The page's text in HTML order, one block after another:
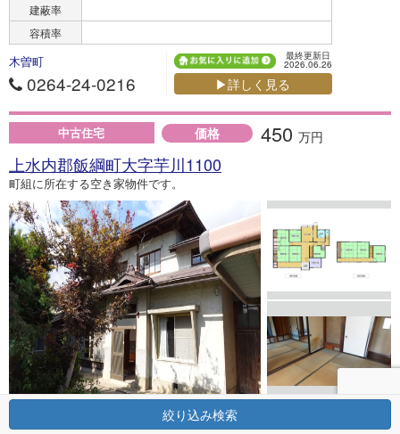
建蔽率
容積率
木曽町
0264-24-0216
最終更新日
2026.06.26
▶詳しく見る
中古住宅 価格 450 万円
上水内郡飯綱町大字芋川1100
町組に所在する空き家物件です。
土地面積 547.13m2(公簿)／165.5坪
絞り込み検索